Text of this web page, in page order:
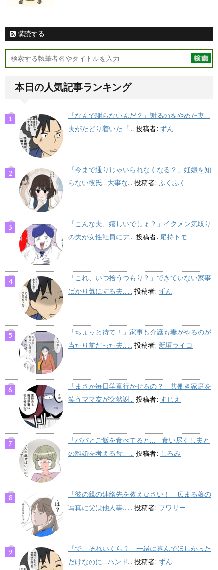
購読する
本日の人気記事ランキング
「なんで謝らないんだ？」謝るのをやめた妻…
夫がたどり着いた『... 投稿者: ずん
「今まで通りじゃいられなくなる？」妊娠を知
らない彼氏…大事な... 投稿者: ふくふく
「こんな夫、嬉しいでしょ？」イクメン気取り
の夫が女性社員にア... 投稿者: 尾持トモ
「これ、いつ拾うつもり？」できていない家事
ばかり気にする夫…... 投稿者: ずん
「ちょっと待て！」家事も介護も妻がやるのが
当たり前だった夫…... 投稿者: 新垣ライコ
「まさか毎日学童行かせるの？」共働き家庭を
笑うママ友が突然謝... 投稿者: すじえ
「パパとご飯を食べてると…」食い尽くし夫と
の離婚を考える母、... 投稿者: しろみ
「彼の親の連絡先を教えなさい！」広まる娘の
写真に父は他人事…... 投稿者: フワリー
「で、それいくら？」一緒に喜んでほしかった
だけなのに…ハンド... 投稿者: ずん